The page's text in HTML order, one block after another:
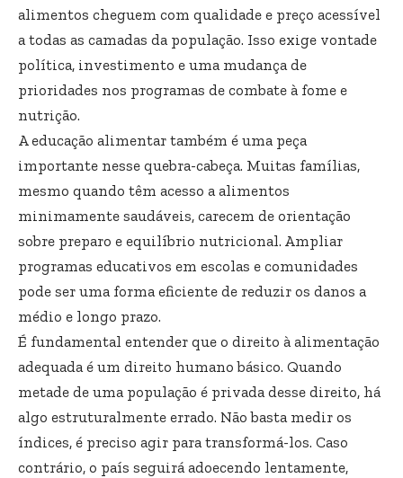
alimentos cheguem com qualidade e preço acessível
a todas as camadas da população. Isso exige vontade
política, investimento e uma mudança de
prioridades nos programas de combate à fome e
nutrição.
A educação alimentar também é uma peça
importante nesse quebra-cabeça. Muitas famílias,
mesmo quando têm acesso a alimentos
minimamente saudáveis, carecem de orientação
sobre preparo e equilíbrio nutricional. Ampliar
programas educativos em escolas e comunidades
pode ser uma forma eficiente de reduzir os danos a
médio e longo prazo.
É fundamental entender que o direito à alimentação
adequada é um direito humano básico. Quando
metade de uma população é privada desse direito, há
algo estruturalmente errado. Não basta medir os
índices, é preciso agir para transformá-los. Caso
contrário, o país seguirá adoecendo lentamente,